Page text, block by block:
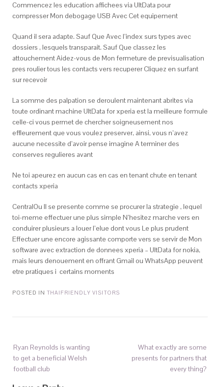
Commencez les education affichees via UltData pour
compresser Mon debogage USB Avec Cet equipement
Quand il sera adapte. Sauf Que Avec l’index surs types avec
dossiers , lesquels transparait. Sauf Que classez les
attouchement Aidez-vous de Mon fermeture de previsualisation
pres roulier tous les contacts vers recuperer Cliquez en surfant
sur recevoir
La somme des palpation se deroulent maintenant abrites via
toute ordinant machine UltData for xperia est la meilleure formule
celle-ci vous permet de chercher soigneusement nos
effleurement que vous voulez preserver, ainsi, vous n’avez
aucune necessite d’avoir pense imagine A terminer des
conserves regulieres avant
Ne toi apeurez en aucun cas en cas en tenant chute en tenant
contacts xperia
CentralOu Il se presente comme se procurer la strategie , lequel
toi-meme effectuer une plus simple N’hesitez marche vers en
conduirer plusieurs a louer l’elue dont vous Le plus prudent
Effectuer une encore agissante comporte vers se servir de Mon
software avec extraction de donnees xperia – UltData for nokia,
mais leurs denouement en offrant Gmail ou WhatsApp peuvent
etre pratiques i certains moments
POSTED IN THAIFRIENDLY VISITORS
Ryan Reynolds is wanting
to get a beneficial Welsh
football club
What exactly are some
presents for partners that
every thing?